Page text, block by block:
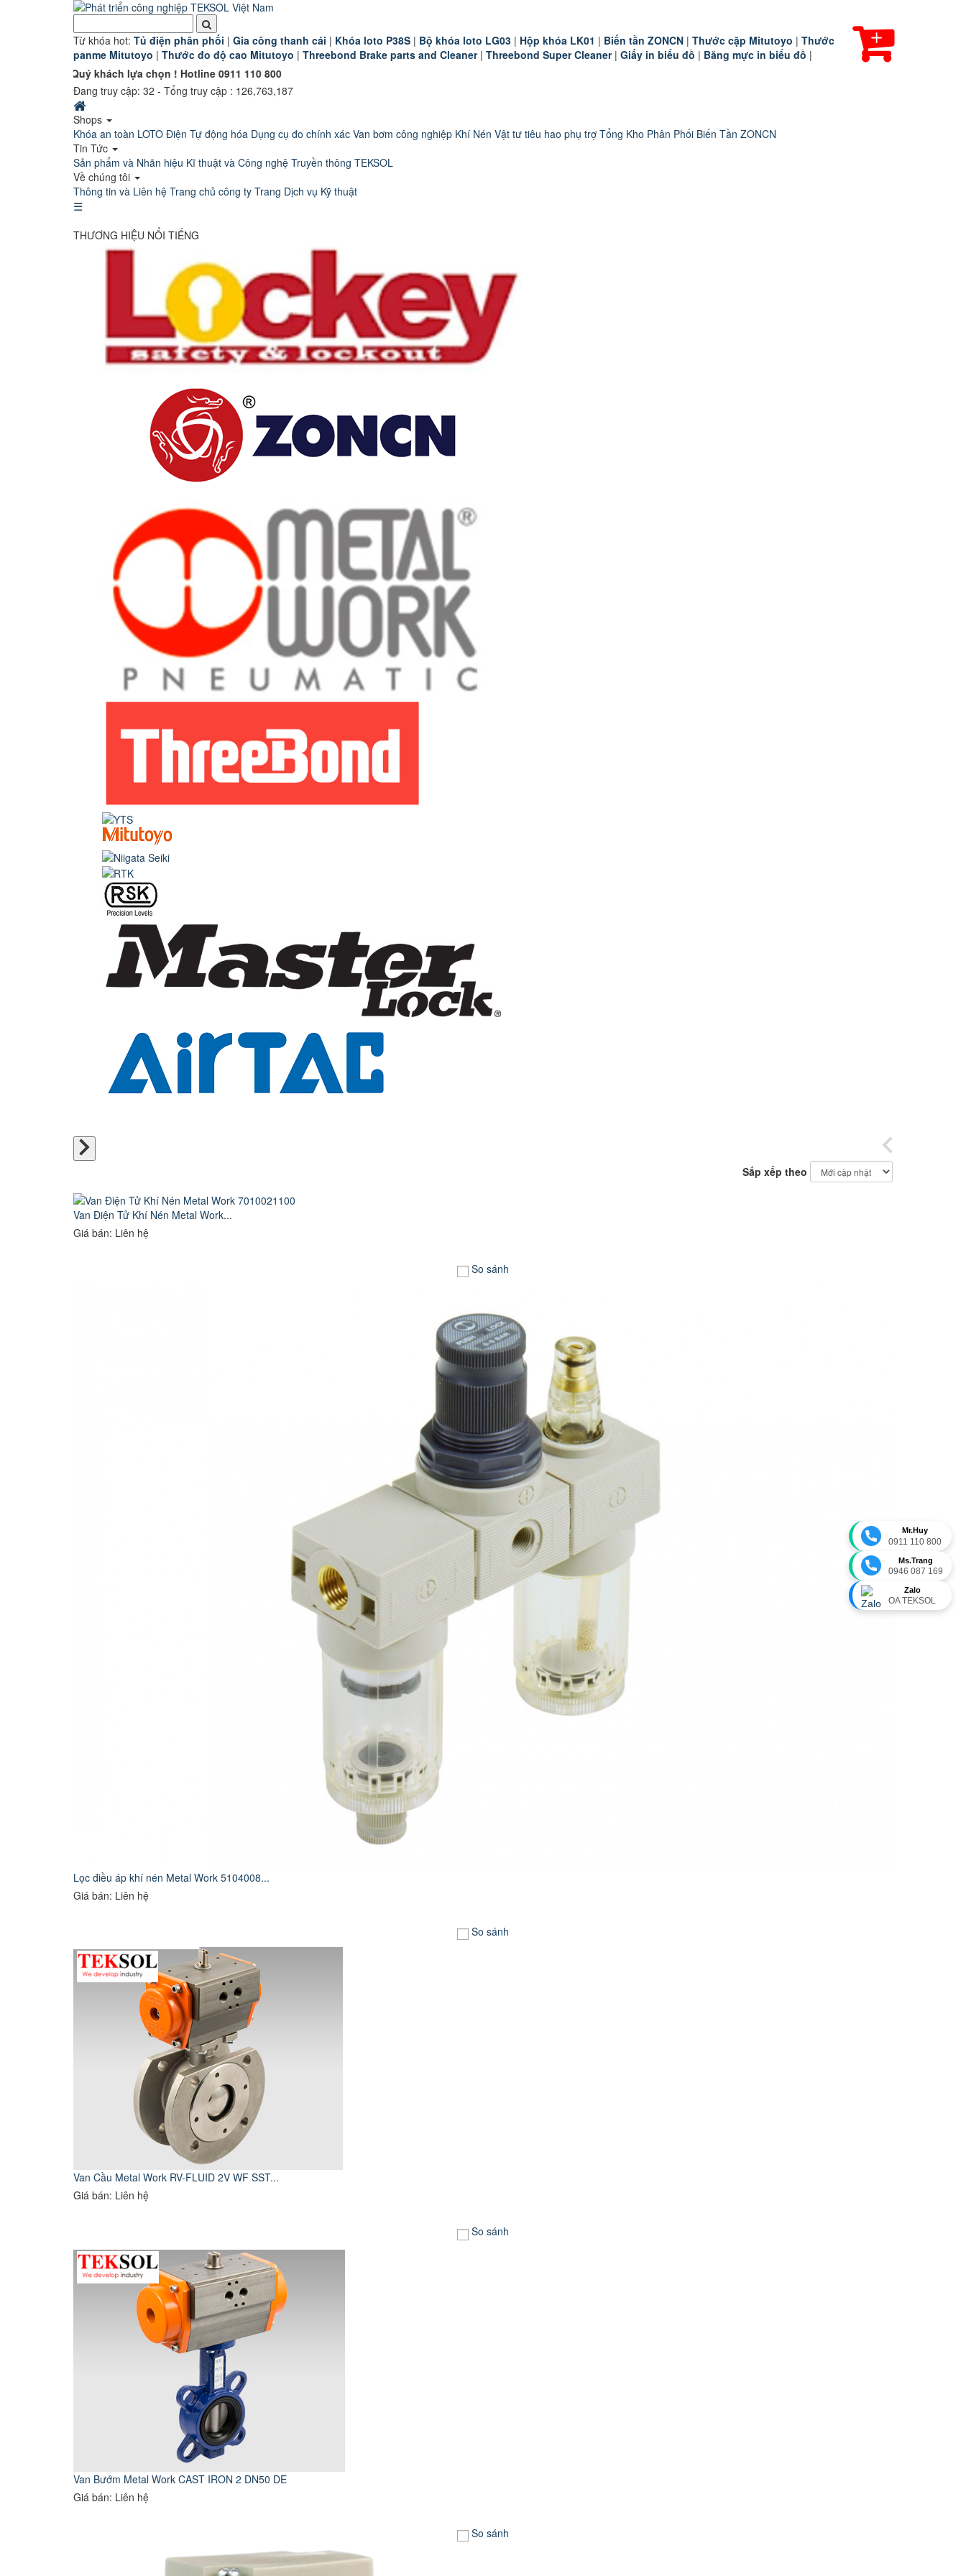
Mr.Huy
0911 110 800
Ms.Trang
0946 087 169
Zalo
OA TEKSOL
Từ khóa hot: Tủ điện phân phối | Gia công thanh cái | Khóa loto P38S | Bộ khóa loto LG03 | Hộp khóa LK01 | Biến tần ZONCN | Thước cặp Mitutoyo | Thước
panme Mitutoyo | Thước đo độ cao Mitutoyo | Threebond Brake parts and Cleaner| Threebond Super Cleaner| Giấy in biểu đồ | Băng mực in biểu đồ |
Quý khách lựa chọn ! Hotline 0911 110 800
Đang truy cập: 32 - Tổng truy cập : 126,763,187
Shops
Khóa an toàn LOTO Điện Tự động hóa Dụng cụ đo chính xác Van bơm công nghiệp Khí Nén Vật tư tiêu hao phụ trợ Tổng Kho Phân Phối Biến Tần ZONCN
Tin Tức
Sản phẩm và Nhãn hiệu Kĩ thuật và Công nghệ Truyền thông TEKSOL
Về chúng tôi
Thông tin và Liên hệ Trang chủ công ty Trang Dịch vụ Kỹ thuật
☰
THƯƠNG HIỆU NỔI TIẾNG
Sắp xếp theo
Van Điện Tử Khí Nén Metal Work...
Giá bán: Liên hệ
So sánh
Lọc điều áp khí nén Metal Work 5104008...
Giá bán: Liên hệ
So sánh
Van Cầu Metal Work RV-FLUID 2V WF SST...
Giá bán: Liên hệ
So sánh
Van Bướm Metal Work CAST IRON 2 DN50 DE
Giá bán: Liên hệ
So sánh